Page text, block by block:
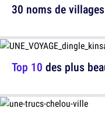
30 noms de
Top 10 des plus